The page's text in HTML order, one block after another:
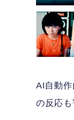
AI自動
の反応も